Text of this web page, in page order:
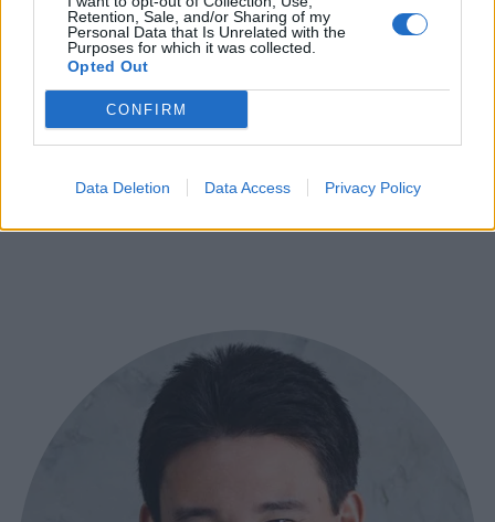
Retention, Sale, and/or Sharing of my
Personal Data that Is Unrelated with the
Purposes for which it was collected.
Opted Out
CONFIRM
Data Deletion Data Access Privacy Policy
…
Detta är RIKTIG Kinamat:
Char Siu!
💚 Där inga frågor är för dumma, Där Maten står i
matlagare! Den här kanalen handlar om att dela …
centrum och
Continued